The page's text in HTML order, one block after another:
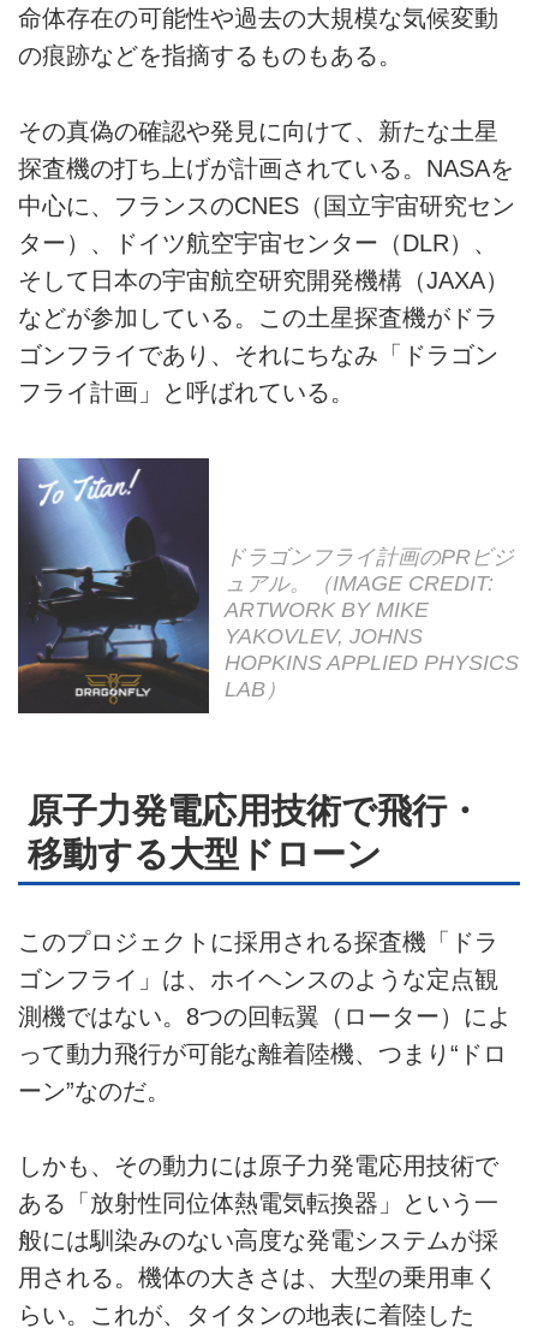
命体存在の可能性や過去の大規模な気候変動
の痕跡などを指摘するものもある。
その真偽の確認や発見に向けて、新たな土星
探査機の打ち上げが計画されている。NASAを
中心に、フランスのCNES（国立宇宙研究セン
ター）、ドイツ航空宇宙センター（DLR）、
そして日本の宇宙航空研究開発機構（JAXA）
などが参加している。この土星探査機がドラ
ゴンフライであり、それにちなみ「ドラゴン
フライ計画」と呼ばれている。
ドラゴンフライ計画のPRビジ
ュアル。（IMAGE CREDIT:
ARTWORK BY MIKE
YAKOVLEV, JOHNS
HOPKINS APPLIED PHYSICS
LAB）
原子力発電応用技術で飛行・
移動する大型ドローン
このプロジェクトに採用される探査機「ドラ
ゴンフライ」は、ホイヘンスのような定点観
測機ではない。8つの回転翼（ローター）によ
って動力飛行が可能な離着陸機、つまり“ドロ
ーン”なのだ。
しかも、その動力には原子力発電応用技術で
ある「放射性同位体熱電気転換器」という一
般には馴染みのない高度な発電システムが採
用される。機体の大きさは、大型の乗用車く
らい。これが、タイタンの地表に着陸した